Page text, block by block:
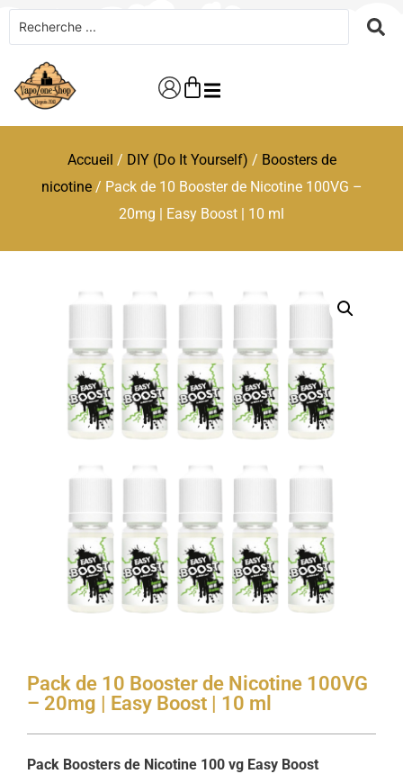
Accueil / DIY (Do It Yourself) / Boosters de
nicotine/ Pack de 10 Booster de Nicotine 100VG –
20mg | Easy Boost | 10 ml
Pack de 10 Booster de Nicotine 100VG
– 20mg | Easy Boost | 10 ml
Pack Boosters de Nicotine 100 vg Easy Boost